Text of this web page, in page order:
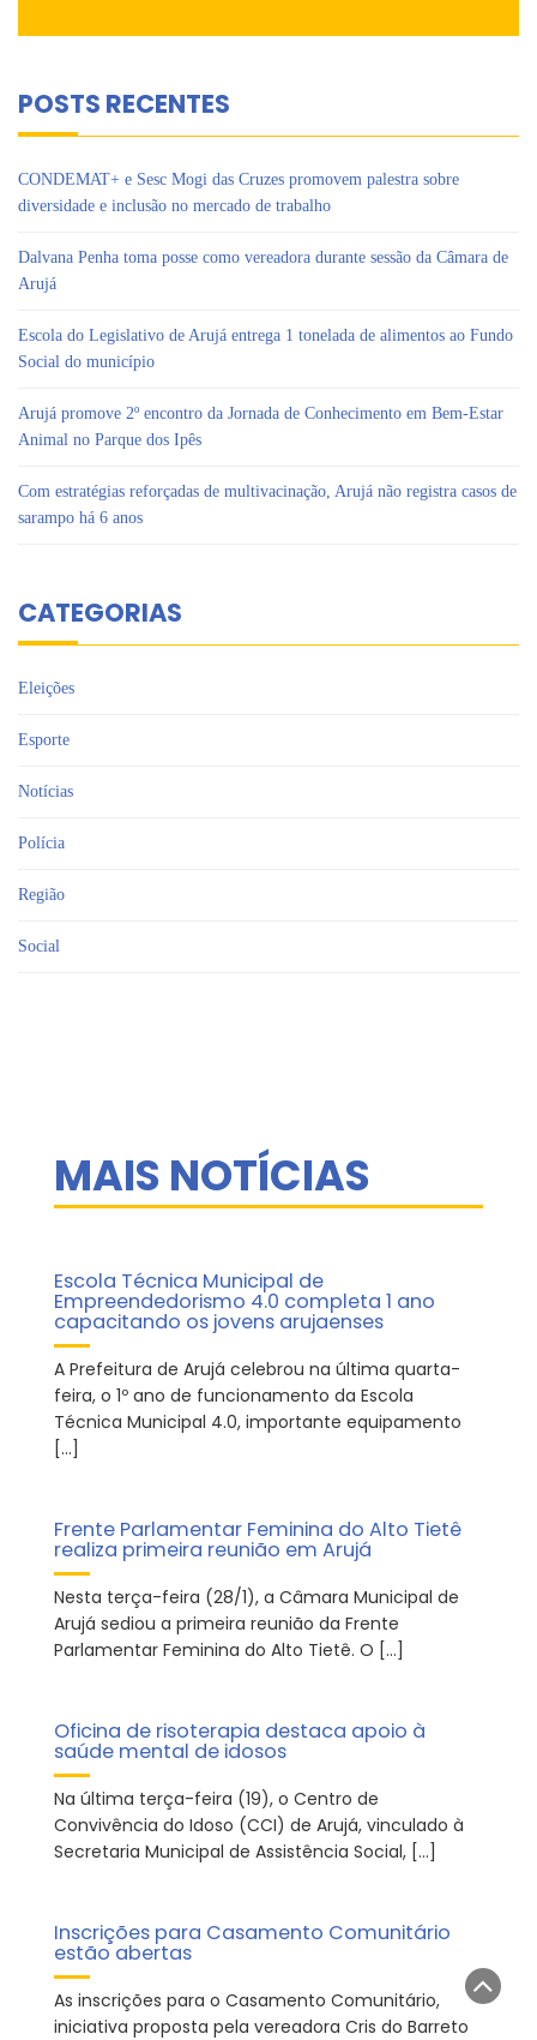
POSTS RECENTES
CONDEMAT+ e Sesc Mogi das Cruzes promovem palestra sobre
diversidade e inclusão no mercado de trabalho
Dalvana Penha toma posse como vereadora durante sessão da Câmara de
Arujá
Escola do Legislativo de Arujá entrega 1 tonelada de alimentos ao Fundo
Social do município
Arujá promove 2º encontro da Jornada de Conhecimento em Bem-Estar
Animal no Parque dos Ipês
Com estratégias reforçadas de multivacinação, Arujá não registra casos de
sarampo há 6 anos
CATEGORIAS
Eleições
Esporte
Notícias
Polícia
Região
Social
MAIS NOTÍCIAS
Escola Técnica Municipal de
Empreendedorismo 4.0 completa 1 ano
capacitando os jovens arujaenses
A Prefeitura de Arujá celebrou na última quarta-
feira, o 1º ano de funcionamento da Escola
Técnica Municipal 4.0, importante equipamento
[…]
Frente Parlamentar Feminina do Alto Tietê
realiza primeira reunião em Arujá
Nesta terça-feira (28/1), a Câmara Municipal de
Arujá sediou a primeira reunião da Frente
Parlamentar Feminina do Alto Tietê. O […]
Oficina de risoterapia destaca apoio à
saúde mental de idosos
Na última terça-feira (19), o Centro de
Convivência do Idoso (CCI) de Arujá, vinculado à
Secretaria Municipal de Assistência Social, […]
Inscrições para Casamento Comunitário
estão abertas
As inscrições para o Casamento Comunitário,
iniciativa proposta pela vereadora Cris do Barreto